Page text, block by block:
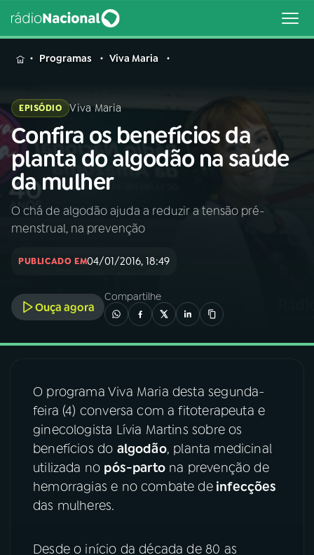
MENU
Buscar
na
Rádio
Nacional
Buscar
AO VIVO
INÍCIO
A RÁDIO
03PROGRAMAÇÃO
04PROGRAMAS
PODCASTS
06VIDEOCASTS
Programas Viva Maria
EPISÓDIO Viva Maria
Confira os benefícios da
planta do algodão na saúde
da mulher
O chá de algodão ajuda a reduzir a tensão pré-
menstrual, na prevenção
PUBLICADO EM04/01/2016, 18:49
Ouça agora
Compartilhe
O programa Viva Maria desta segunda-
feira (4) conversa com a fitoterapeuta e
ginecologista Lívia Martins sobre os
benefícios do algodão, planta medicinal
utilizada no pós-partona prevenção de
hemorragias e no combate deinfecções
das mulheres.
Desde o início da década de 80 as